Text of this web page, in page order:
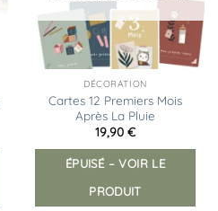
DÉCORATION
Cartes 12 Premiers Mois
Après La Pluie
19,90 €
ÉPUISÉ – VOIR LE
PRODUIT